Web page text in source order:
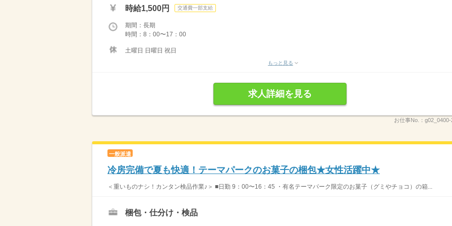
時給1,500円 交通費一部支給
期間：長期
時間：8：00〜17：00
土曜日 日曜日 祝日
もっと見る
求人詳細を見る
お仕事No.： g02_0400-
一般派遣
冷房完備で夏も快適！テーマパークのお菓子の梱包★女性活躍中★
＜重いものナシ！カンタン検品作業♪＞ ■日勤 9：00〜16：45 ・有名テーマパーク限定のお菓子（グミやチョコ）の箱...
梱包・仕分け・検品